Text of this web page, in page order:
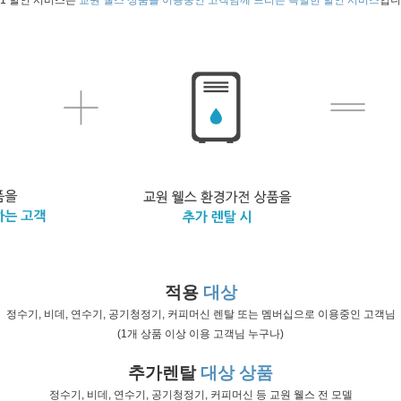
적용 대상
정수기, 비데, 연수기, 공기청정기, 커피머신 렌탈 또는 멤버십으로 이용중인 고객님
(1개 상품 이상 이용 고객님 누구나)
추가렌탈 대상 상품
정수기, 비데, 연수기, 공기청정기, 커피머신 등 교원 웰스 전 모델